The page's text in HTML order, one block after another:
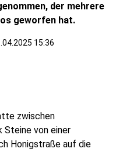
der mehrere
geworfen hat.
15:36
zwischen
Steine von einer
Honigstraße auf die